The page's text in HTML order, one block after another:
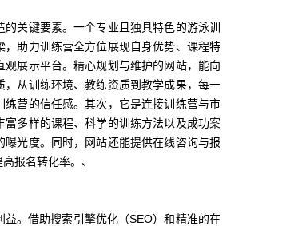
关键要素。一个专业且独具特色的游泳训
助力训练营全方位展现自身优势、课程特
展示平台。精心规划与维护的网站，能向
从训练环境、教练资质到教学成果，每一
营的信任感。其次，它是连接训练营与市
多样的课程、科学的训练方法以及成功案
光度。同时，网站还能提供在线咨询与报
报名转化率。、
。借助搜索引擎优化（SEO）和精准的在